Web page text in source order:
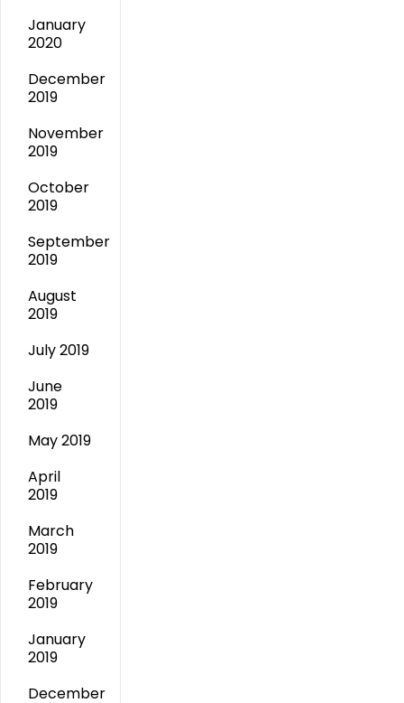
January
2020
December
2019
November
2019
October
2019
September
2019
August
2019
July 2019
June
2019
May 2019
April
2019
March
2019
February
2019
January
2019
December